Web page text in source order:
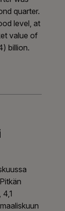
quarter.
level, at
value of
billion.
RETURN